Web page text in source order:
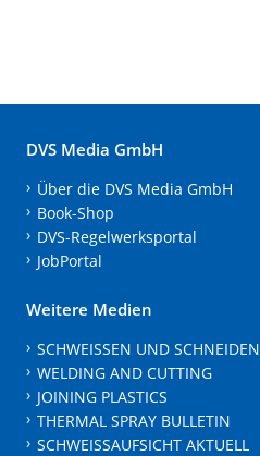
DVS Media GmbH
Über die DVS Media GmbH
Book-Shop
DVS-Regelwerksportal
JobPortal
Weitere Medien
SCHWEISSEN UND SCHNEIDEN
WELDING AND CUTTING
JOINING PLASTICS
THERMAL SPRAY BULLETIN
SCHWEISSAUFSICHT AKTUELL